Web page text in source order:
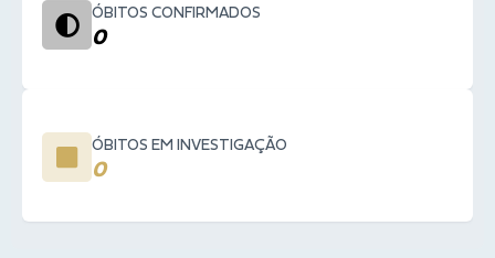
ÓBITOS CONFIRMADOS
0
ÓBITOS EM INVESTIGAÇÃO
0